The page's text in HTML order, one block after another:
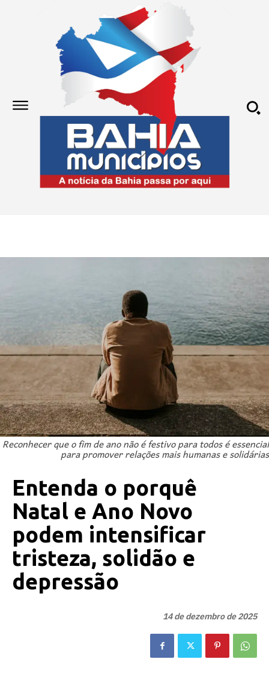
Reconhecer que o fim de ano não é festivo para todos é essencial
para promover relações mais humanas e solidárias
Entenda o porquê
Natal e Ano Novo
podem intensificar
tristeza, solidão e
depressão
14 de dezembro de 2025